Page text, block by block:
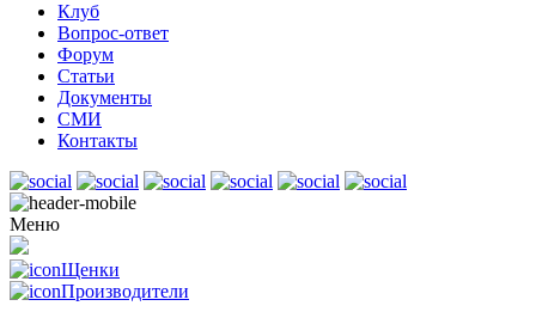
Клуб
Вопрос-ответ
Форум
Статьи
Документы
СМИ
Контакты
Меню
Щенки
Производители